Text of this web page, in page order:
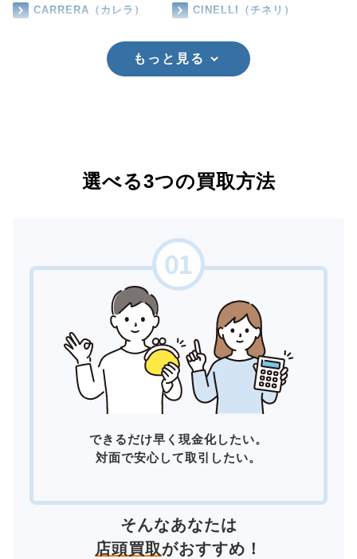
CARRERA（カレラ） CINELLI（チネリ）
もっと見る
選べる3つの買取方法
できるだけ早く現金化したい。
対面で安心して取引したい。
そんなあなたは
店頭買取がおすすめ！